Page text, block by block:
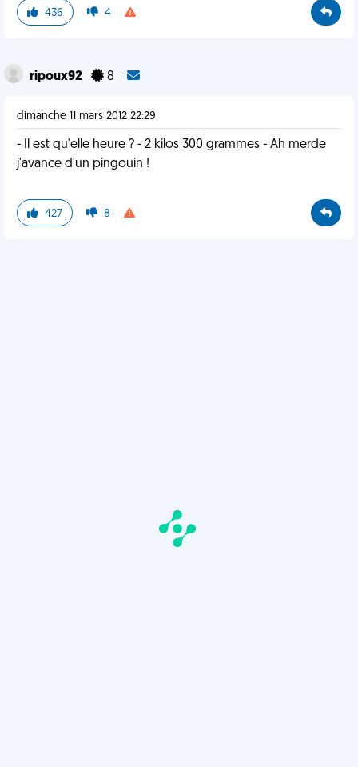
436 4
ripoux92 8
dimanche 11 mars 2012 22:29
- Il est qu'elle heure ? - 2 kilos 300 grammes - Ah merde
j'avance d'un pingouin !
427 8